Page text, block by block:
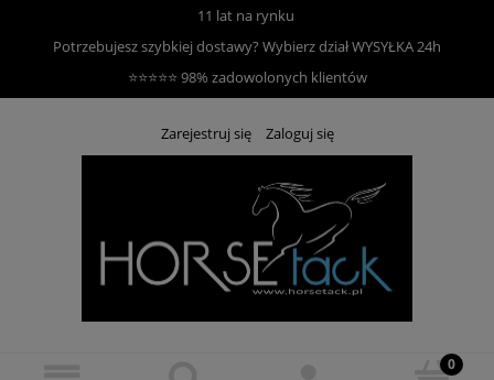
11 lat na rynku
Potrzebujesz szybkiej dostawy? Wybierz działWYSYŁKA 24h
⭐⭐⭐⭐⭐ 98% zadowolonych klientów
Zarejestruj się Zaloguj się